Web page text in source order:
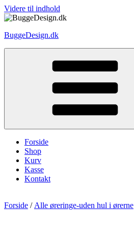
Videre til indhold
BuggeDesign.dk
Forside
Shop
Kurv
Kasse
Kontakt
Forside / Alle øreringe-uden hul i ørerne